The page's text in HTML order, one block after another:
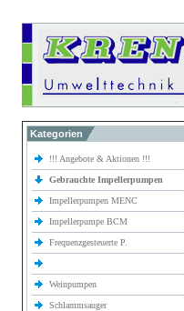
Kategorien
!!! Angebote & Aktionen !!!
Gebrauchte Impellerpumpen
Impellerpumpen MENC
Impellerpumpe BCM
Frequenzgesteuerte P.
Weinpumpen
Schlammsauger